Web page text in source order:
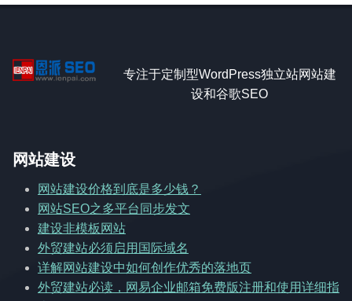
专注于定制型WordPress独立站网站建
设和谷歌SEO
网站建设
网站建设价格到底是多少钱？
网站SEO之多平台同步发文
建设非模板网站
外贸建站必须启用国际域名
详解网站建设中如何创作优秀的落地页
外贸建站必读，网易企业邮箱免费版注册和使用详细指